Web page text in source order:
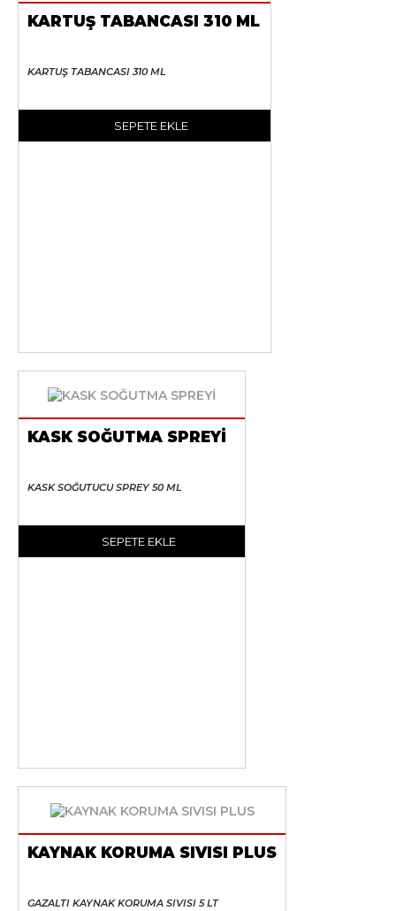
KARTUŞ TABANCASI 310 ML
KARTUŞ TABANCASI 310 ML
SEPETE EKLE
KASK SOĞUTMA SPREYİ
KASK SOĞUTUCU SPREY 50 ML
SEPETE EKLE
KAYNAK KORUMA SIVISI PLUS
GAZALTI KAYNAK KORUMA SIVISI 5 LT